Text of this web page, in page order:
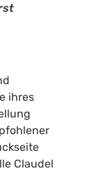
ihres
Claudel